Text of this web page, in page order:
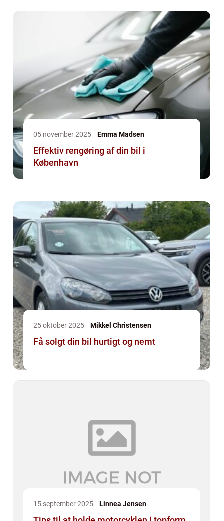
05 november 2025 Emma Madsen
Effektiv rengøring af din bil i
København
25 oktober 2025 Mikkel Christensen
Få solgt din bil hurtigt og nemt
15 september 2025 Linnea Jensen